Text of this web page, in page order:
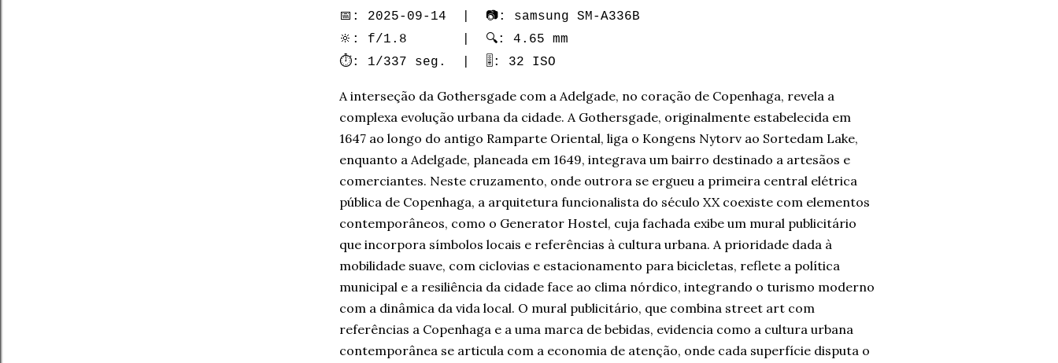
📅: 2025-09-14 | 📷: samsung SM-A336B
🔆: f/1.8 | 🔍: 4.65 mm
⏱️: 1/337 seg. | 🎚️: 32 ISO
A interseção da Gothersgade com a Adelgade, no coração de Copenhaga, revela a
complexa evolução urbana da cidade. A Gothersgade, originalmente estabelecida em
1647 ao longo do antigo Ramparte Oriental, liga o Kongens Nytorv ao Sortedam Lake,
enquanto a Adelgade, planeada em 1649, integrava um bairro destinado a artesãos e
comerciantes. Neste cruzamento, onde outrora se ergueu a primeira central elétrica
pública de Copenhaga, a arquitetura funcionalista do século XX coexiste com elementos
contemporâneos, como o Generator Hostel, cuja fachada exibe um mural publicitário
que incorpora símbolos locais e referências à cultura urbana. A prioridade dada à
mobilidade suave, com ciclovias e estacionamento para bicicletas, reflete a política
municipal e a resiliência da cidade face ao clima nórdico, integrando o turismo moderno
com a dinâmica da vida local. O mural publicitário, que combina street art com
referências a Copenhaga e a uma marca de bebidas, evidencia como a cultura urbana
contemporânea se articula com a economia de atenção, onde cada superfície disputa o